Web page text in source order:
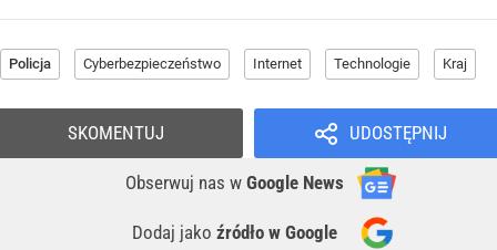
Policja Cyberbezpieczeństwo Internet Technologie Kraj
UDOSTĘPNIJ
Obserwuj nas w Google News
Dodaj jako źródło w Google
SKOMENTUJ